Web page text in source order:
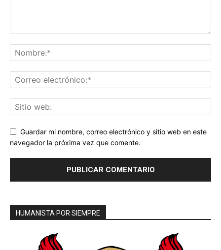
Guardar mi nombre, correo electrónico y sitio web en este
navegador la próxima vez que comente.
HUMANISTA POR SIEMPRE